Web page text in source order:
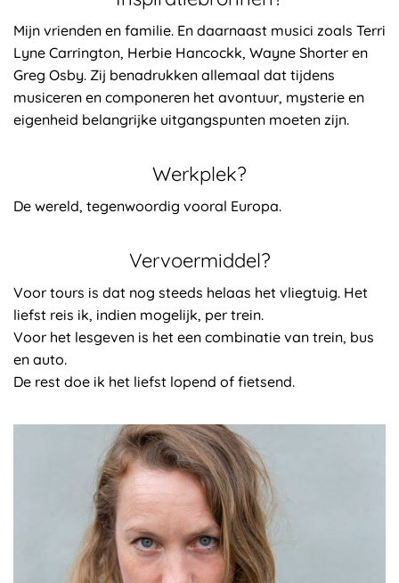
Mijn vrienden en familie. En daarnaast musici zoals Terri
Lyne Carrington, Herbie Hancockk, Wayne Shorter en
Greg Osby. Zij benadrukken allemaal dat tijdens
musiceren en componeren het avontuur, mysterie en
eigenheid belangrijke uitgangspunten moeten zijn.
Werkplek?
De wereld, tegenwoordig vooral Europa.
Vervoermiddel?
Voor tours is dat nog steeds helaas het vliegtuig. Het
liefst reis ik, indien mogelijk, per trein.
Voor het lesgeven is het een combinatie van trein, bus
en auto.
De rest doe ik het liefst lopend of fietsend.